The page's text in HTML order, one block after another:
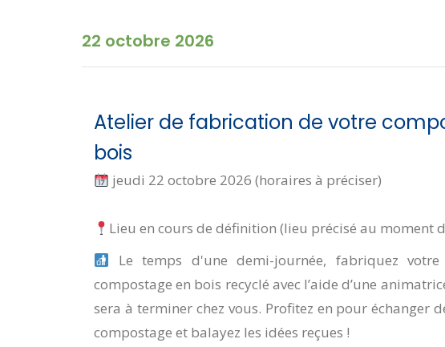
22 octobre 2026
Atelier de fabrication de votre
bois
jeudi 22 octobre 2026 (horaires à préciser)
Lieu en cours de définition (lieu précisé au moment
Le temps d'une demi-journée, fabriquez
compostage en bois recyclé avec l’aide d’une
sera à terminer chez vous. Profitez en pour échanger
compostage et balayez les idées reçues !